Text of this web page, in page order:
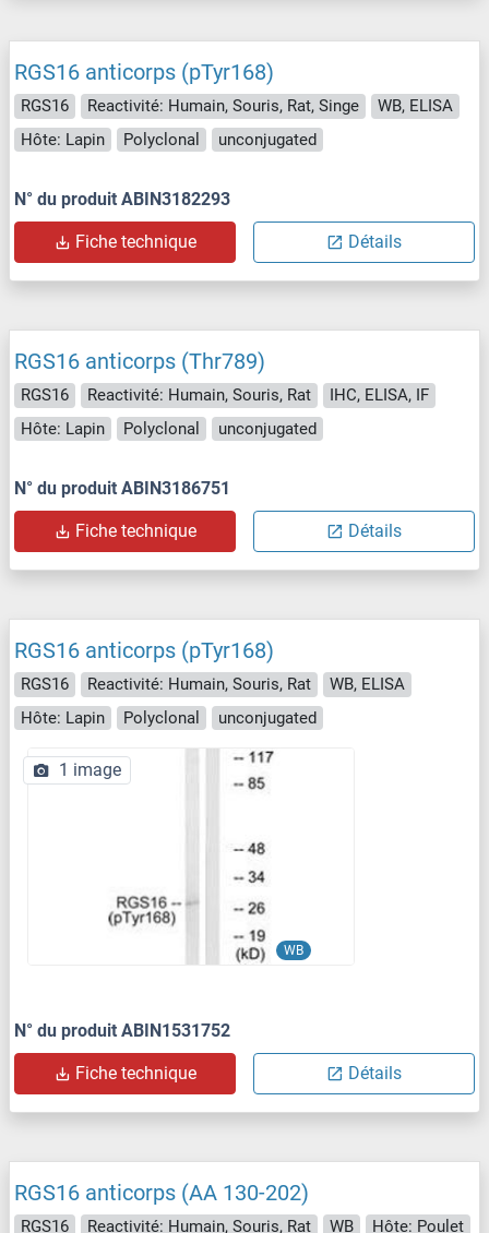
RGS16 anticorps (pTyr168)
RGS16 Reactivité: Humain, Souris, Rat, Singe
WB, ELISA
Hôte: Lapin
Polyclonal unconjugated
N° du produit ABIN3182293
Fiche technique Détails
RGS16 anticorps (Thr789)
RGS16 Reactivité: Humain, Souris, Rat
IHC, ELISA, IF
Hôte: Lapin
Polyclonal unconjugated
N° du produit ABIN3186751
Fiche technique Détails
RGS16 anticorps (pTyr168)
RGS16 Reactivité: Humain, Souris, Rat
WB, ELISA
Hôte: Lapin
Polyclonal unconjugated
WB
1 image
N° du produit ABIN1531752
Fiche technique Détails
RGS16 anticorps (AA 130-202)
RGS16 Reactivité: Humain, Souris, Rat WB Hôte: Poulet